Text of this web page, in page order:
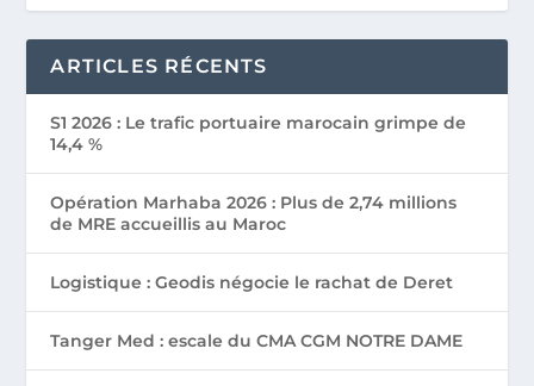
ARTICLES RÉCENTS
S1 2026 : Le trafic portuaire marocain grimpe de
14,4 %
Opération Marhaba 2026 : Plus de 2,74 millions
de MRE accueillis au Maroc
Logistique : Geodis négocie le rachat de Deret
Tanger Med : escale du CMA CGM NOTRE DAME